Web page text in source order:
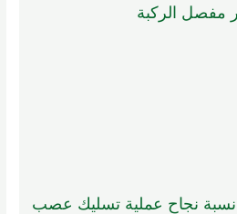
نسبة نجاح عملية تسليك عصب